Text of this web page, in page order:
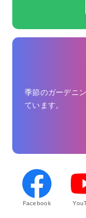
季節のガーデニ
ています。
Facebook